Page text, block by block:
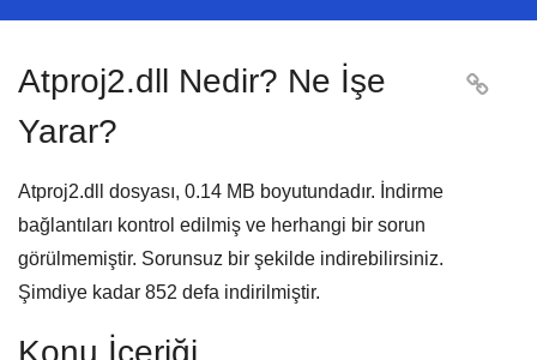
Atproj2.dll Nedir? Ne İşe
Yarar?

Atproj2.dll dosyası, 0.14 MB boyutundadır. İndirme
bağlantıları kontrol edilmiş ve herhangi bir sorun
görülmemiştir. Sorunsuz bir şekilde indirebilirsiniz.
Şimdiye kadar 852 defa indirilmiştir.
Konu İçeriği